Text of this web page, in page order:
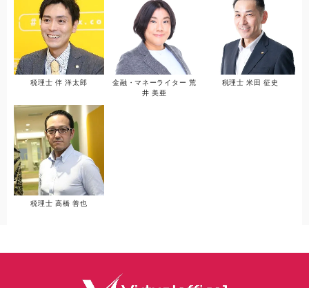
税理士 伴 洋太郎
金融・マネーライター 荒
井 美亜
税理士 米田 征史
税理士 高橋 善也